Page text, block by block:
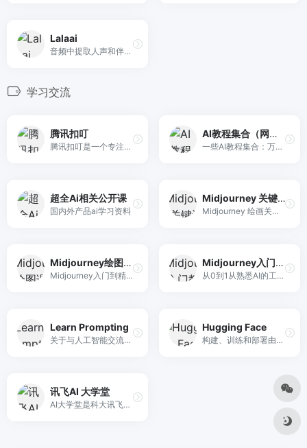
Lalaai
音频中提取人声和伴奏音乐神器
学习交流
腾讯扣叮
腾讯扣叮是一个专注于青少年编程教育的平台，提供免费的编程工具和丰富的课程资源，帮助孩子们轻松学习编程。
AI教程集合（网盘）
一些AI教程集合：万维钢，透透糖，李一舟等等，包括AI工具高效使用、进阶课、工具变现
超全Ai相关公开课
国内外产品ai学习资料
Midjourney 关键词
Midjourney 绘画关键词+配图 12000+
Midjourney绘图课程
Midjourney入门到精通 AI绘图作画教学课程
Midjourney入门教程
从0到1从熟悉AI的工具到熟练生成自己设计作品的AI绘画课
Learn Prompting
关于与人工智能交流的免费开源课程
Hugging Face
构建、训练和部署由机器学习中的参考开源支持的最先进模型。
讯飞AI 大学堂
AI大学堂是科大讯飞打造的AI在线学习平台，为各行业各领域的技术人才提供人工智能培训,人工智能学习,编程入门自学,计算机编程入门,Python数据分析等课程，旨在为AI领域开发者、爱好者提供专业的课程、资源及服务支持